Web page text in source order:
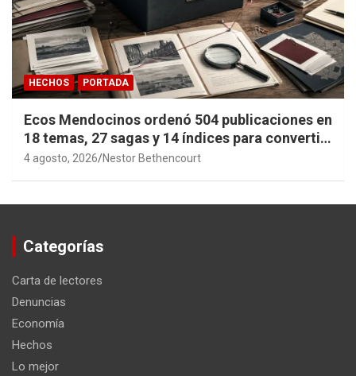
HECHOS PORTADA
Ecos Mendocinos ordenó 504 publicaciones en
18 temas, 27 sagas y 14 índices para convertir
años de investigación en memoria pública
4 agosto, 2026 Nestor Bethencourt
Categorías
Carta de lectores
Denuncias
Economía
Hechos
Lo mejor